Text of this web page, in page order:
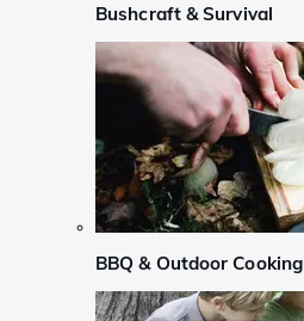
Bushcraft & Survival
BBQ & Outdoor Cooking